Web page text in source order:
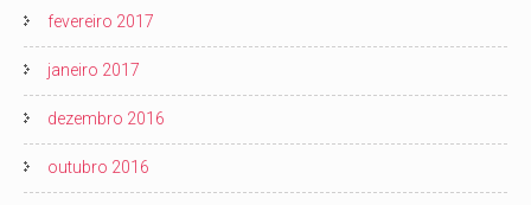
fevereiro 2017
janeiro 2017
dezembro 2016
outubro 2016